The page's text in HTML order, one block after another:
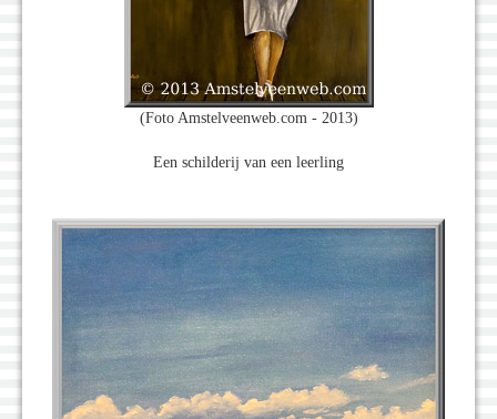
(Foto Amstelveenweb.com - 2013)
Een schilderij van een leerling